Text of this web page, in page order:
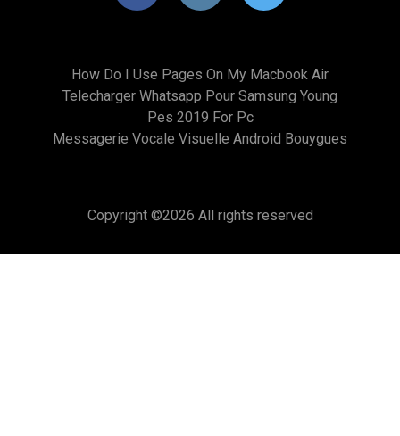
How Do I Use Pages On My Macbook Air
Telecharger Whatsapp Pour Samsung Young
Pes 2019 For Pc
Messagerie Vocale Visuelle Android Bouygues
Copyright ©2026 All rights reserved